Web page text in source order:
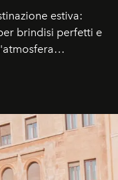
estiva:
brindisi perfetti e